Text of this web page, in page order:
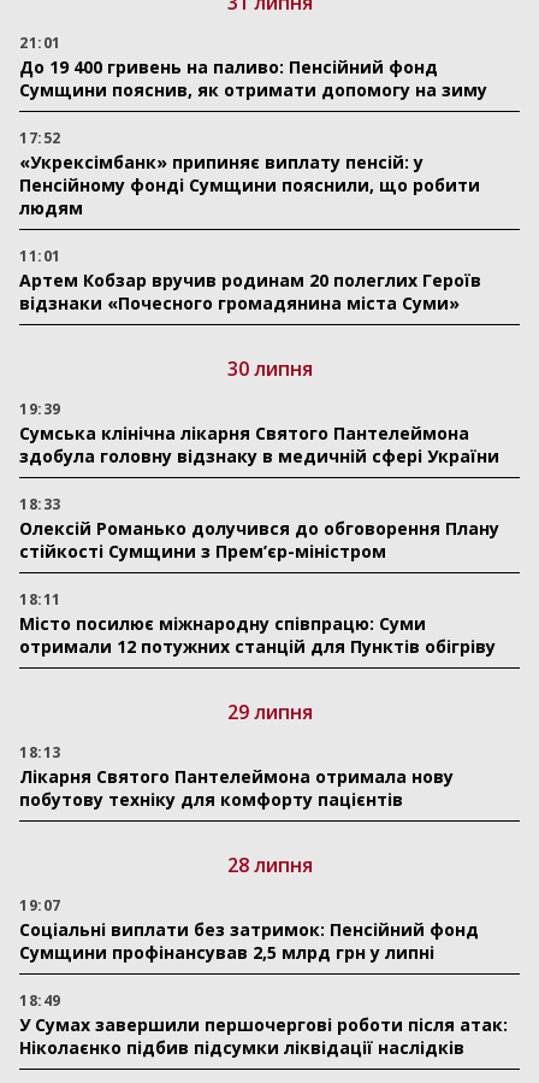
21:01
До 19 400 гривень на паливо: Пенсійний фонд
Сумщини пояснив, як отримати допомогу на зиму
17:52
«Укрексімбанк» припиняє виплату пенсій: у
Пенсійному фонді Сумщини пояснили, що робити
людям
11:01
Артем Кобзар вручив родинам 20 полеглих Героїв
відзнаки «Почесного громадянина міста Суми»
30 липня
19:39
Сумська клінічна лікарня Святого Пантелеймона
здобула головну відзнаку в медичній сфері України
18:33
Олексій Романько долучився до обговорення Плану
стійкості Сумщини з Прем’єр-міністром
18:11
Місто посилює міжнародну співпрацю: Суми
отримали 12 потужних станцій для Пунктів обігріву
29 липня
18:13
Лікарня Святого Пантелеймона отримала нову
побутову техніку для комфорту пацієнтів
28 липня
19:07
Соціальні виплати без затримок: Пенсійний фонд
Сумщини профінансував 2,5 млрд грн у липні
18:49
У Сумах завершили першочергові роботи після атак:
Ніколаєнко підбив підсумки ліквідації наслідків